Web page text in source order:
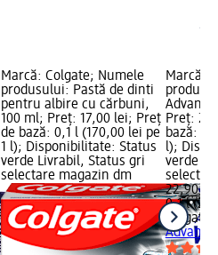
Marcă: Colgate; Numele
produsului: Pastă de dinti
pentru albire cu cărbuni,
100 ml; Preț: 17,00 lei; Preț
de bază: 0,1 l (170,00 lei pe
1 l); Disponibilitate: Status
verde Livrabil, Status gri
selectare magazin dm
Marcă:
Preț:
bază:
l);
verde
22,90 lei
0,1 l
Colgate